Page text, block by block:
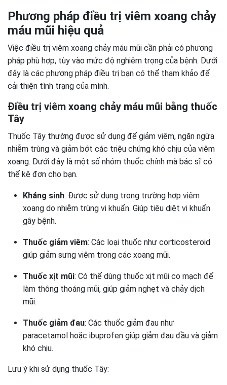
Phương pháp điều trị viêm xoang chảy
máu mũi hiệu quả
Việc điều trị viêm xoang chảy máu mũi cần phải có phương
pháp phù hợp, tùy vào mức độ nghiêm trọng của bệnh. Dưới
đây là các phương pháp điều trị bạn có thể tham khảo để
cải thiện tình trạng của mình.
Điều trị viêm xoang chảy máu mũi bằng thuốc
Tây
Thuốc Tây thường được sử dụng để giảm viêm, ngăn ngừa
nhiễm trùng và giảm bớt các triệu chứng khó chịu của viêm
xoang. Dưới đây là một số nhóm thuốc chính mà bác sĩ có
thể kê đơn cho bạn.
Kháng sinh: Được sử dụng trong trường hợp viêm
xoang do nhiễm trùng vi khuẩn. Giúp tiêu diệt vi khuẩn
gây bệnh.
Thuốc giảm viêm: Các loại thuốc như corticosteroid
giúp giảm sưng viêm trong các xoang mũi.
Thuốc xịt mũi: Có thể dùng thuốc xịt mũi co mạch để
làm thông thoáng mũi, giúp giảm nghẹt và chảy dịch
mũi.
Thuốc giảm đau: Các thuốc giảm đau như
paracetamol hoặc ibuprofen giúp giảm đau đầu và giảm
khó chịu.
Lưu ý khi sử dụng thuốc Tây: